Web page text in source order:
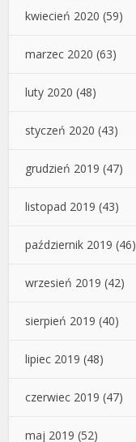
kwiecień 2020 (59)
marzec 2020 (63)
luty 2020 (48)
styczeń 2020 (43)
grudzień 2019 (47)
listopad 2019 (43)
październik 2019 (46)
wrzesień 2019 (42)
sierpień 2019 (40)
lipiec 2019 (48)
czerwiec 2019 (47)
maj 2019 (52)